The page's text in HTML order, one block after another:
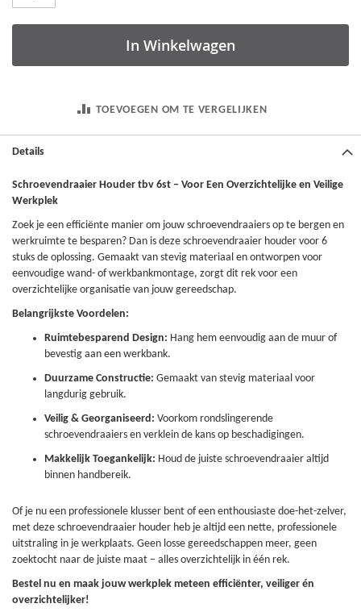
In Winkelwagen
TOEVOEGEN OM TE VERGELIJKEN
Details
Schroevendraaier Houder tbv 6st – Voor Een Overzichtelijke en Veilige
Werkplek
Zoek je een efficiënte manier om jouw schroevendraaiers op te bergen en
werkruimte te besparen? Dan is deze schroevendraaier houder voor 6
stuks de oplossing. Gemaakt van stevig materiaal en ontworpen voor
eenvoudige wand- of werkbankmontage, zorgt dit rek voor een
overzichtelijke organisatie van jouw gereedschap.
Belangrijkste Voordelen:
Ruimtebesparend Design: Hang hem eenvoudig aan de muur of
bevestig aan een werkbank.
Duurzame Constructie: Gemaakt van stevig materiaal voor
langdurig gebruik.
Veilig & Georganiseerd: Voorkom rondslingerende
schroevendraaiers en verklein de kans op beschadigingen.
Makkelijk Toegankelijk: Houd de juiste schroevendraaier altijd
binnen handbereik.
Of je nu een professionele klusser bent of een enthousiaste doe-het-zelver,
met deze schroevendraaier houder heb je altijd een nette, professionele
uitstraling in je werkplaats. Geen losse gereedschappen meer, geen
zoektocht naar de juiste maat – alles overzichtelijk in één rek.
Bestel nu en maak jouw werkplek meteen efficiënter, veiliger én
overzichtelijker!